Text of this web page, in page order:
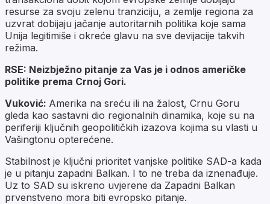
resurse za svoju zelenu tranziciju, a zemlje regiona za
uzvrat dobijaju jačanje autoritarnih politika koje sama
Unija legitimiše i okreće glavu na sve devijacije takvih
režima.
RSE: Neizbježno pitanje za Vas je i odnos američke
politike prema Crnoj Gori.
Vuković: Amerika na sreću ili na žalost, Crnu Goru
gleda kao sastavni dio regionalnih dinamika, koje su na
periferiji ključnih geopolitičkih izazova kojima su vlasti u
Vašingtonu opterećene.
Stabilnost je ključni prioritet vanjske politike SAD-a kada
je u pitanju zapadni Balkan. I to ne treba da iznenađuje.
Uz to SAD su iskreno uvjerene da Zapadni Balkan
prvenstveno mora biti evropsko pitanje.